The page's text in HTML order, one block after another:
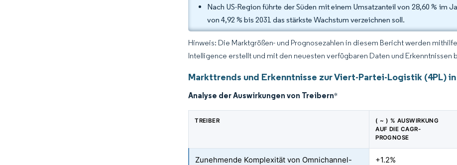
Nach US-Region führte der Süden mit einem Umsatzanteil von 28,60 % im
von 4,92 % bis 2031 das stärkste Wachstum verzeichnen soll.
Hinweis: Die Marktgrößen- und Prognosezahlen in diesem Bericht werden
Intelligence erstellt und mit den neuesten verfügbaren Daten und Erkenntnissen
Markttrends und Erkenntnisse zur Viert-Partei-Logistik (4PL)
Analyse der Auswirkungen von Treibern*
TREIBER
( ~ ) % AUSWIRKUNG
AUF DIE CAGR-
PROGNOSE
Zunehmende Komplexität von Omnichannel-
+1.2%